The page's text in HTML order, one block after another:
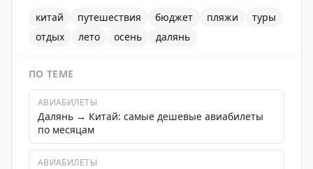
китай путешествия бюджет пляжи
туры
отдых
лето осень далянь
ПО ТЕМЕ
АВИАБИЛЕТЫ
Далянь → Китай: самые дешевые авиабилеты
по месяцам
АВИАБИЛЕТЫ